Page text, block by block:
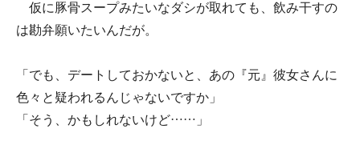
仮に豚骨スープみたいなダシが取れても、飲み干すの
は勘弁願いたいんだが。
「でも、デートしておかないと、あの『元』彼女さんに
色々と疑われるんじゃないですか」
「そう、かもしれないけど……」